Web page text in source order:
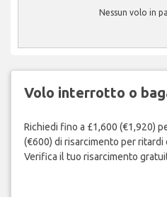
Nessun volo in
Volo interrotto o
Richiedi fino a £1,600 (€1,920)
(€600) di risarcimento per
Verifica il tuo risarcimento